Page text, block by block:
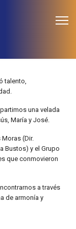
talento,
una velada
María y José.
(Dir.
Bustos) y el Grupo
que conmovieron
a través
de armonía y